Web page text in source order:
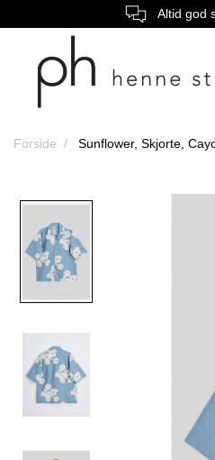
Altid god
Forside Sunflower, Skjorte,